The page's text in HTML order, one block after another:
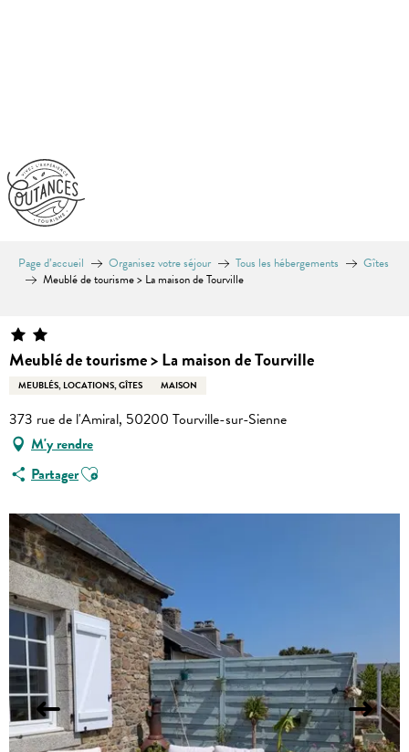
Page d’accueil Organisez votre séjour Tous les hébergements
Gîtes
Meublé de tourisme > La maison de Tourville
Meublé de tourisme > La maison de Tourville
MEUBLÉS, LOCATIONS, GÎTES MAISON
373 rue de l'Amiral, 50200 Tourville-sur-Sienne
M'y rendre
PartagerAjouter aux favoris